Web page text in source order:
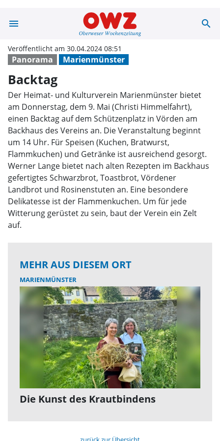
menu Backtag | OWZ
search
Panorama Marienmünster
Veröffentlicht am 30.04.2024 08:51
Backtag
Der Heimat- und Kulturverein Marienmünster bietet
am Donnerstag, dem 9. Mai (Christi Himmelfahrt),
einen Backtag auf dem Schützenplatz in Vörden am
Backhaus des Vereins an. Die Veranstaltung beginnt
um 14 Uhr. Für Speisen (Kuchen, Bratwurst,
Flammkuchen) und Getränke ist ausreichend gesorgt.
Werner Lange bietet nach alten Rezepten im Backhaus
gefertigtes Schwarzbrot, Toastbrot, Vördener
Landbrot und Rosinenstuten an. Eine besondere
Delikatesse ist der Flammenkuchen. Um für jede
Witterung gerüstet zu sein, baut der Verein ein Zelt
auf.
MEHR AUS DIESEM ORT
MARIENMÜNSTER
Die Kunst des Krautbindens